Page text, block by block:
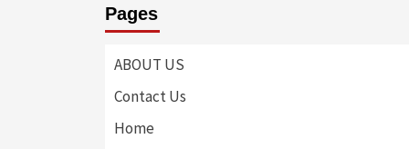
Pages
ABOUT US
Contact Us
Home